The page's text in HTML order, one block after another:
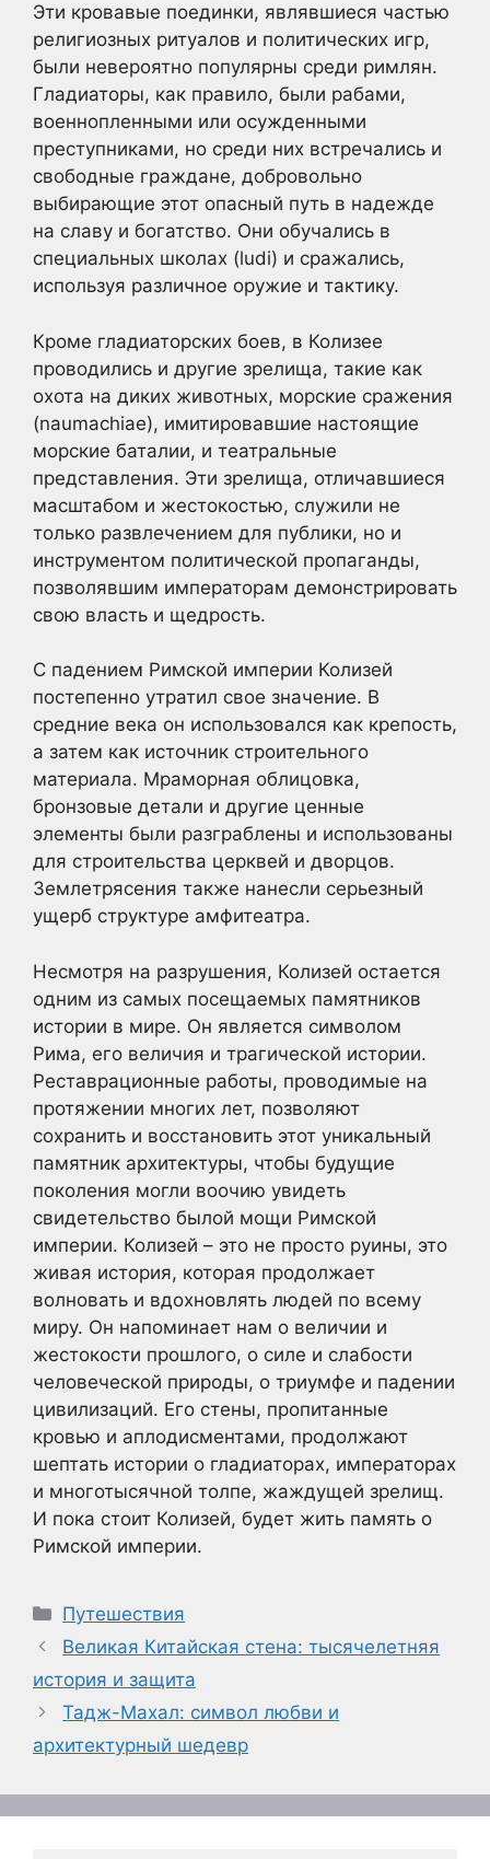
Эти кровавые поединки, являвшиеся частью
религиозных ритуалов и политических игр,
были невероятно популярны среди римлян.
Гладиаторы, как правило, были рабами,
военнопленными или осужденными
преступниками, но среди них встречались и
свободные граждане, добровольно
выбирающие этот опасный путь в надежде
на славу и богатство. Они обучались в
специальных школах (ludi) и сражались,
используя различное оружие и тактику.
Кроме гладиаторских боев, в Колизее
проводились и другие зрелища, такие как
охота на диких животных, морские сражения
(naumachiae), имитировавшие настоящие
морские баталии, и театральные
представления. Эти зрелища, отличавшиеся
масштабом и жестокостью, служили не
только развлечением для публики, но и
инструментом политической пропаганды,
позволявшим императорам демонстрировать
свою власть и щедрость.
С падением Римской империи Колизей
постепенно утратил свое значение. В
средние века он использовался как крепость,
а затем как источник строительного
материала. Мраморная облицовка,
бронзовые детали и другие ценные
элементы были разграблены и использованы
для строительства церквей и дворцов.
Землетрясения также нанесли серьезный
ущерб структуре амфитеатра.
Несмотря на разрушения, Колизей остается
одним из самых посещаемых памятников
истории в мире. Он является символом
Рима, его величия и трагической истории.
Реставрационные работы, проводимые на
протяжении многих лет, позволяют
сохранить и восстановить этот уникальный
памятник архитектуры, чтобы будущие
поколения могли воочию увидеть
свидетельство былой мощи Римской
империи. Колизей – это не просто руины, это
живая история, которая продолжает
волновать и вдохновлять людей по всему
миру. Он напоминает нам о величии и
жестокости прошлого, о силе и слабости
человеческой природы, о триумфе и падении
цивилизаций. Его стены, пропитанные
кровью и аплодисментами, продолжают
шептать истории о гладиаторах, императорах
и многотысячной толпе, жаждущей зрелищ.
И пока стоит Колизей, будет жить память о
Римской империи.
Рубрики
Путешествия
Великая Китайская стена: тысячелетняя
история и защита
Тадж-Махал: символ любви и
архитектурный шедевр